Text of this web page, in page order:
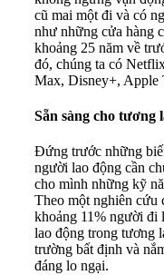
cũ mai một đi và có
như những cửa hàng
khoảng 25 năm về
đó, chúng ta có
Max, Disney+,
Sẵn sàng cho tương
Đứng trước những
người lao động cần
cho mình những kỹ
Theo một nghiên cứu
khoảng 11% người đi
lao động trong tương
trường bất định và
đáng lo ngại.